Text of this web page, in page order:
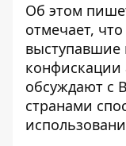
Об этом
отмечает,
выступавшие
конфискации
обсуждают с
странами